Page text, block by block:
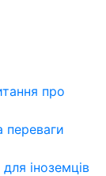
про
переваги
іноземців